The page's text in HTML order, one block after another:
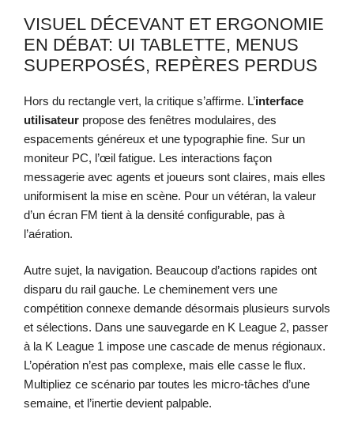
VISUEL DÉCEVANT ET ERGONOMIE
EN DÉBAT: UI TABLETTE, MENUS
SUPERPOSÉS, REPÈRES PERDUS
Hors du rectangle vert, la critique s’affirme. L’interface
utilisateur propose des fenêtres modulaires, des
espacements généreux et une typographie fine. Sur un
moniteur PC, l’œil fatigue. Les interactions façon
messagerie avec agents et joueurs sont claires, mais elles
uniformisent la mise en scène. Pour un vétéran, la valeur
d’un écran FM tient à la densité configurable, pas à
l’aération.
Autre sujet, la navigation. Beaucoup d’actions rapides ont
disparu du rail gauche. Le cheminement vers une
compétition connexe demande désormais plusieurs survols
et sélections. Dans une sauvegarde en K League 2, passer
à la K League 1 impose une cascade de menus régionaux.
L’opération n’est pas complexe, mais elle casse le flux.
Multipliez ce scénario par toutes les micro-tâches d’une
semaine, et l’inertie devient palpable.